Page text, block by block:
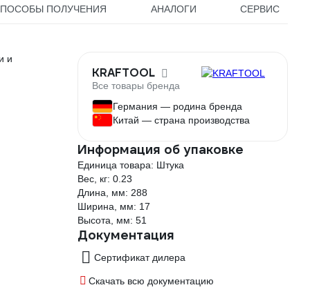
ПОЛУЧЕНИЯ АНАЛОГИ СЕРВИС
и
KRAFTOOL
Все товары бренда
Германия — родина бренда
Китай — страна производства
Информация об упаковке
Единица товара: Штука
Вес, кг: 0.23
Длина, мм: 288
Ширина, мм: 17
Высота, мм: 51
Документация
Сертификат дилера
Скачать всю документацию